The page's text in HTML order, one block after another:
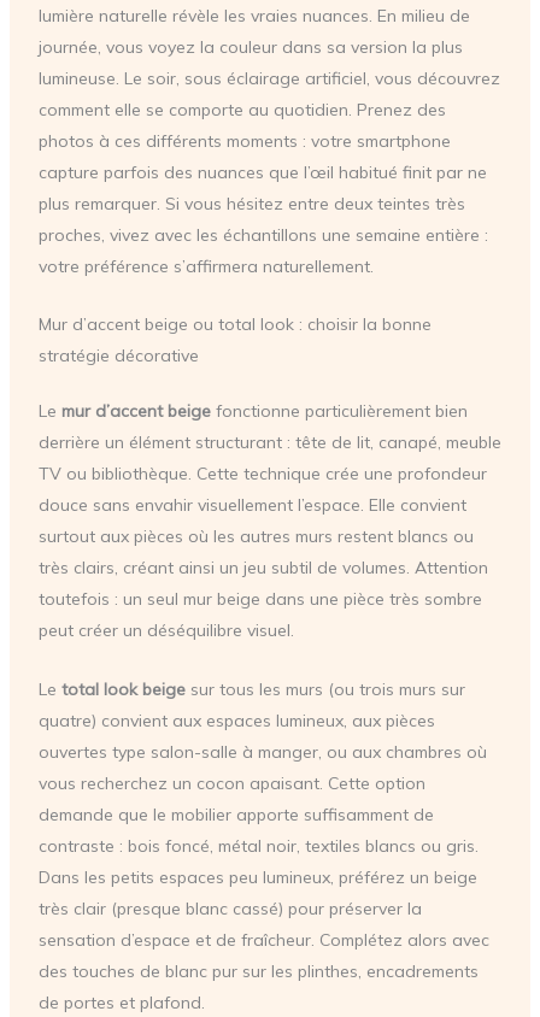
lumière naturelle révèle les vraies nuances. En milieu de
journée, vous voyez la couleur dans sa version la plus
lumineuse. Le soir, sous éclairage artificiel, vous découvrez
comment elle se comporte au quotidien. Prenez des
photos à ces différents moments : votre smartphone
capture parfois des nuances que l’œil habitué finit par ne
plus remarquer. Si vous hésitez entre deux teintes très
proches, vivez avec les échantillons une semaine entière :
votre préférence s’affirmera naturellement.
Mur d’accent beige ou total look : choisir la bonne
stratégie décorative
Le mur d’accent beigefonctionne particulièrement bien
derrière un élément structurant : tête de lit, canapé, meuble
TV ou bibliothèque. Cette technique crée une profondeur
douce sans envahir visuellement l’espace. Elle convient
surtout aux pièces où les autres murs restent blancs ou
très clairs, créant ainsi un jeu subtil de volumes. Attention
toutefois : un seul mur beige dans une pièce très sombre
peut créer un déséquilibre visuel.
Le total look beigesur tous les murs (ou trois murs sur
quatre) convient aux espaces lumineux, aux pièces
ouvertes type salon-salle à manger, ou aux chambres où
vous recherchez un cocon apaisant. Cette option
demande que le mobilier apporte suffisamment de
contraste : bois foncé, métal noir, textiles blancs ou gris.
Dans les petits espaces peu lumineux, préférez un beige
très clair (presque blanc cassé) pour préserver la
sensation d’espace et de fraîcheur. Complétez alors avec
des touches de blanc pur sur les plinthes, encadrements
de portes et plafond.